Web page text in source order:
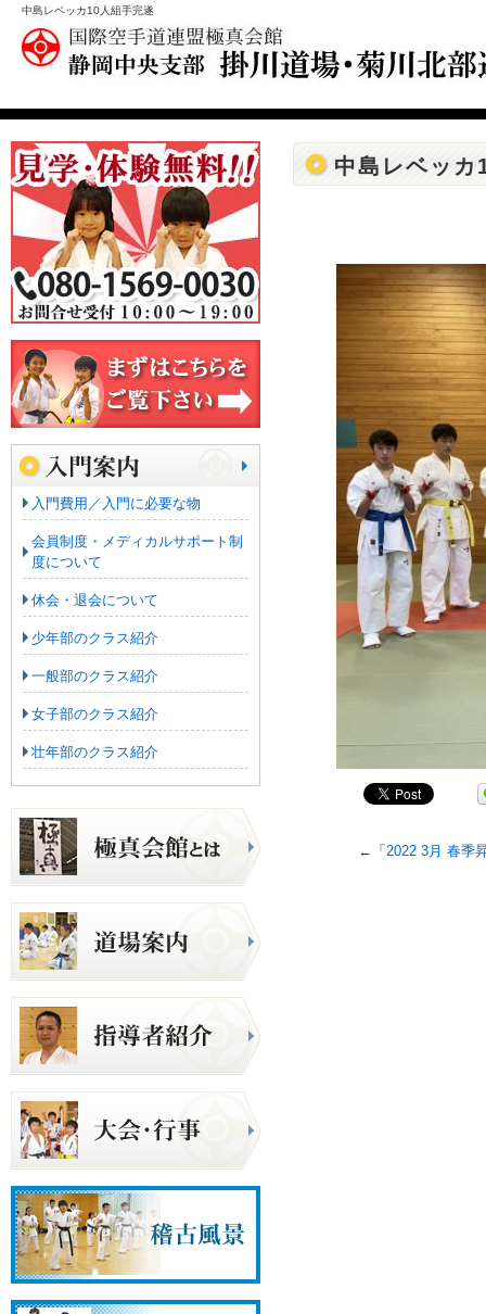
中島レベッカ10人組手完遂
中島レベッカ
←「 2022 3月 春季
入門費用／入門に必要な物
会員制度・メディカルサポート制
度について
休会・退会について
少年部のクラス紹介
一般部のクラス紹介
女子部のクラス紹介
壮年部のクラス紹介